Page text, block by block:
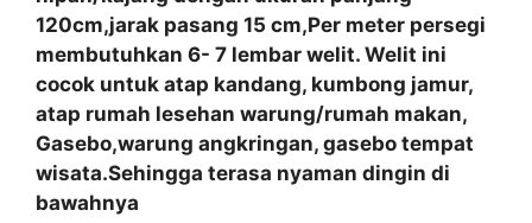
120cm,jarak pasang 15 cm,Per meter persegi
membutuhkan 6- 7 lembar welit. Welit ini
cocok untuk atap kandang, kumbong jamur,
atap rumah lesehan warung/rumah makan,
Gasebo,warung angkringan, gasebo tempat
wisata.Sehingga terasa nyaman dingin di
bawahnya